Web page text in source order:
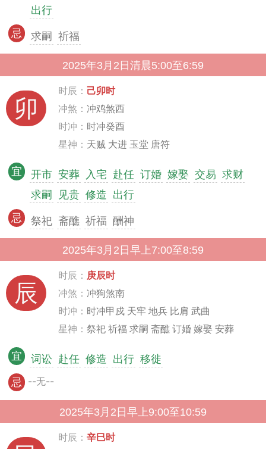
出行
忌 求嗣 祈福
2025年3月2日清晨5:00至6:59
卯
时辰： 己卯时
冲煞： 冲鸡煞西
时冲： 时冲癸酉
星神： 天贼 大进 玉堂 唐符
宜 开市 安葬 入宅 赴任 订婚 嫁娶 交易 求财
求嗣
见贵 修造 出行
忌 祭祀 斋醮 祈福 酬神
2025年3月2日早上7:00至8:59
辰
时辰： 庚辰时
冲煞： 冲狗煞南
时冲： 时冲甲戍 天牢 地兵 比肩 武曲
星神： 祭祀 祈福 求嗣 斋醮 订婚 嫁娶 安葬
宜 词讼 赴任 修造 出行 移徙
忌 --无--
2025年3月2日早上9:00至10:59
时辰： 辛巳时